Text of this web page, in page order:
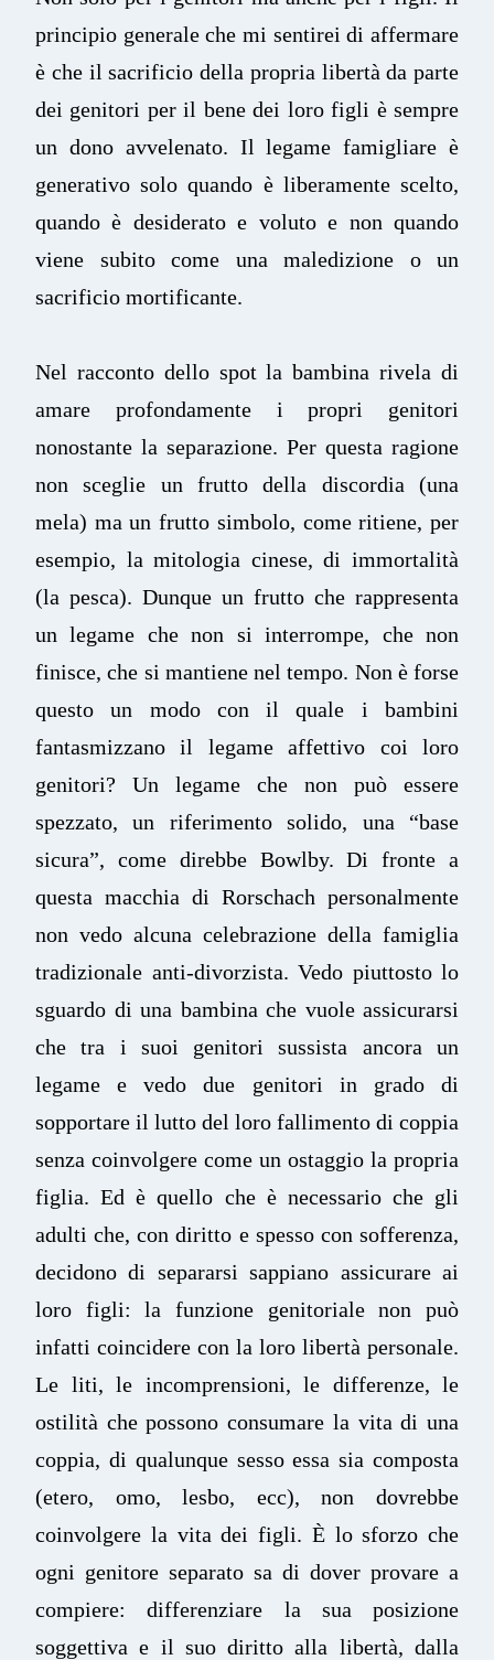
principio generale che mi sentirei di affermare
è che il sacrificio della propria libertà da parte
dei genitori per il bene dei loro figli è sempre
un dono avvelenato. Il legame famigliare è
generativo solo quando è liberamente scelto,
quando è desiderato e voluto e non quando
viene subito come una maledizione o un
sacrificio mortificante.
Nel racconto dello spot la bambina rivela di
amare profondamente i propri genitori
nonostante la separazione. Per questa ragione
non sceglie un frutto della discordia (una
mela) ma un frutto simbolo, come ritiene, per
esempio, la mitologia cinese, di immortalità
(la pesca). Dunque un frutto che rappresenta
un legame che non si interrompe, che non
finisce, che si mantiene nel tempo. Non è forse
questo un modo con il quale i bambini
fantasmizzano il legame affettivo coi loro
genitori? Un legame che non può essere
spezzato, un riferimento solido, una “base
sicura”, come direbbe Bowlby. Di fronte a
questa macchia di Rorschach personalmente
non vedo alcuna celebrazione della famiglia
tradizionale anti-divorzista. Vedo piuttosto lo
sguardo di una bambina che vuole assicurarsi
che tra i suoi genitori sussista ancora un
legame e vedo due genitori in grado di
sopportare il lutto del loro fallimento di coppia
senza coinvolgere come un ostaggio la propria
figlia. Ed è quello che è necessario che gli
adulti che, con diritto e spesso con sofferenza,
decidono di separarsi sappiano assicurare ai
loro figli: la funzione genitoriale non può
infatti coincidere con la loro libertà personale.
Le liti, le incomprensioni, le differenze, le
ostilità che possono consumare la vita di una
coppia, di qualunque sesso essa sia composta
(etero, omo, lesbo, ecc), non dovrebbe
coinvolgere la vita dei figli. È lo sforzo che
ogni genitore separato sa di dover provare a
compiere: differenziare la sua posizione
soggettiva e il suo diritto alla libertà, dalla